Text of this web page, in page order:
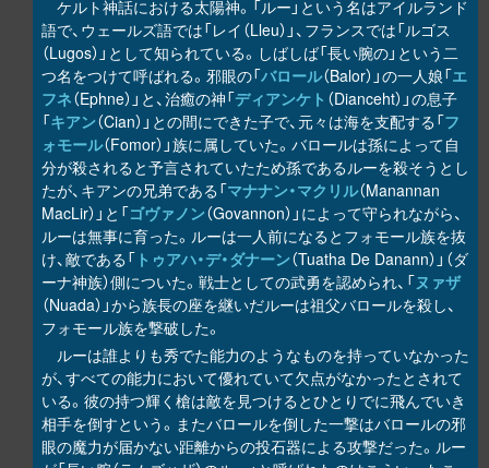
ケルト神話における太陽神。「ルー」という名はアイルランド
語で、ウェールズ語では「レイ（Lleu）」、フランスでは「ルゴス
（Lugos）」として知られている。しばしば「長い腕の」という二
つ名をつけて呼ばれる。邪眼の「バロール（Balor）」の一人娘「エ
フネ（Ephne）」と、治癒の神「ディアンケト （Dianceht）」の息子
「キアン（Cian）」との間にできた子で、元々は海を支配する「フ
ォモール（Fomor）」族に属していた。バロールは孫によって自
分が殺されると予言されていたため孫であるルーを殺そうとし
たが、キアンの兄弟である「マナナン・マクリル（Manannan
MacLir）」と「ゴヴァノン（Govannon）」によって守られながら、
ルーは無事に育った。ルーは一人前になるとフォモール族を抜
け、敵である「 トゥアハ・デ・ダナーン（Tuatha De Danann）」（ダ
ーナ神族）側についた。戦士としての武勇を認められ、「ヌァザ
（Nuada）」から族長の座を継いだルーは祖父バロールを殺し、
フォモール族を撃破した。
ルーは誰よりも秀でた能力のようなものを持っていなかった
が、すべての能力において優れていて欠点がなかったとされて
いる。彼の持つ輝く槍は敵を見つけるとひとりでに飛んでいき
相手を倒すという。またバロールを倒した一撃はバロールの邪
眼の魔力が届かない距離からの投石器による攻撃だった。ルー